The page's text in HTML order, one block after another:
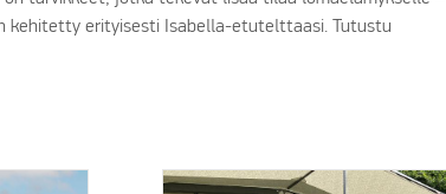
kehitetty erityisesti Isabella-etutelttaasi. Tutustu